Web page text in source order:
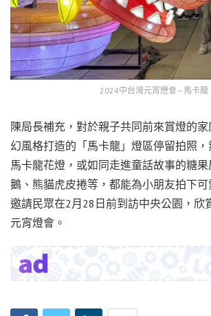
2024中台灣元宵燈會—馬卡龍
陳局長補充，對於親子共同前來賞燈的
幻風格打造的「馬卡龍」燈區停留拍照
馬卡龍花燈，或如同走進童話故事的糖
鵝、熊貓虎皮捲等，都能為小朋友拍下
邀請民眾在2月28日前到訪中央公園，欣
元宵燈會。